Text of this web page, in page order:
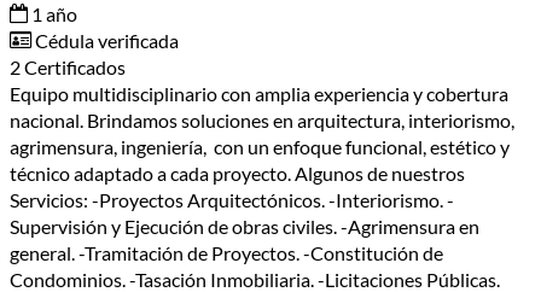
1 año
Cédula verificada
2 Certificados
Equipo multidisciplinario con amplia experiencia y cobertura
nacional. Brindamos soluciones en arquitectura, interiorismo,
agrimensura, ingeniería, con un enfoque funcional, estético y
técnico adaptado a cada proyecto. Algunos de nuestros
Servicios: -Proyectos Arquitectónicos. -Interiorismo. -
Supervisión y Ejecución de obras civiles. -Agrimensura en
general. -Tramitación de Proyectos. -Constitución de
Condominios. -Tasación Inmobiliaria. -Licitaciones Públicas.